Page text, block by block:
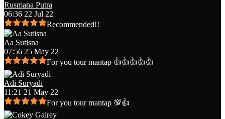
Rusmana Putra
06:36 22 Jul 22
Recommended!!
Aa Sutisna
07:56 25 May 22
For you tour mantap 👍👍👍👍👍
Adi Suryadi
11:21 21 May 22
For you tour mantap 💯👍